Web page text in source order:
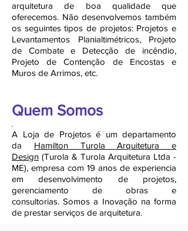
arquitetura de boa qualidade que
oferecemos. Não desenvolvemos também
os seguintes tipos de projetos: Projetos e
Levantamentos Planialtimétricos, Projeto
de Combate e Detecção de incêndio,
Projeto de Contenção de Encostas e
Muros de Arrimos, etc.
Quem Somos
.
A Loja de Projetos é um departamento
da Hamilton Turola Arquitetura e
Design (Turola & Turola Arquitetura Ltda -
ME), empresa com 19 anos de experiencia
em desenvolvimento de projetos,
gerenciamento de obras e
consultorias. Somos a Inovação na forma
de prestar serviços de arquitetura.